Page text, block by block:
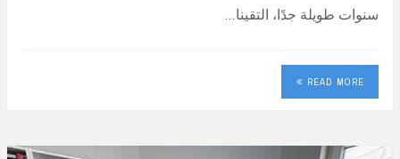
سنوات طويلة جدًا، التقينا…
READ MORE